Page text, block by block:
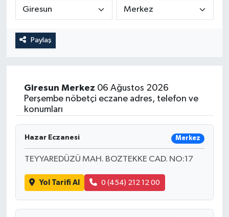
Paylaş
Giresun Merkez 06 Ağustos 2026
Perşembe nöbetçi eczane adres, telefon ve
konumları
Hazar Eczanesi Merkez
TEYYAREDÜZÜ MAH. BOZTEKKE CAD. NO:17
Yol Tarifi Al 0 (454) 212 12 00
Medya
Sağlık
Sivil Toplum
Spor
Tarım
Turizm